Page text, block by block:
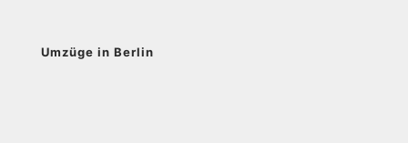
Umzüge in Berlin